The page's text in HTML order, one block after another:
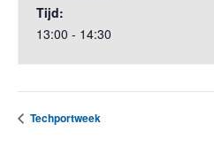
Tijd:
13:00 - 14:30
Techportweek